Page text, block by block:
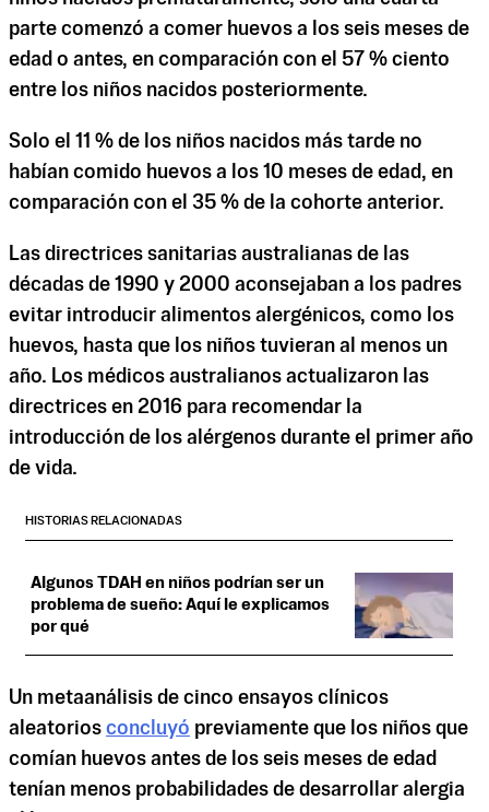
parte comenzó a comer huevos a los seis meses de
edad o antes, en comparación con el 57 % ciento
entre los niños nacidos posteriormente.
Solo el 11 % de los niños nacidos más tarde no
habían comido huevos a los 10 meses de edad, en
comparación con el 35 % de la cohorte anterior.
Las directrices sanitarias australianas de las
décadas de 1990 y 2000 aconsejaban a los padres
evitar introducir alimentos alergénicos, como los
huevos, hasta que los niños tuvieran al menos un
año. Los médicos australianos actualizaron las
directrices en 2016 para recomendar la
introducción de los alérgenos durante el primer año
de vida.
HISTORIAS RELACIONADAS
Algunos TDAH en niños podrían ser un
problema de sueño: Aquí le explicamos
por qué
Un metaanálisis de cinco ensayos clínicos
aleatorios concluyó previamente que los niños que
comían huevos antes de los seis meses de edad
tenían menos probabilidades de desarrollar alergia